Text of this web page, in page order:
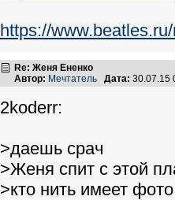
https://
Re: Женя Ененко
Автор: Мечтатель Дата:
2koderr:
>даешь срач
>Женя спит с этой
>кто нить имеет